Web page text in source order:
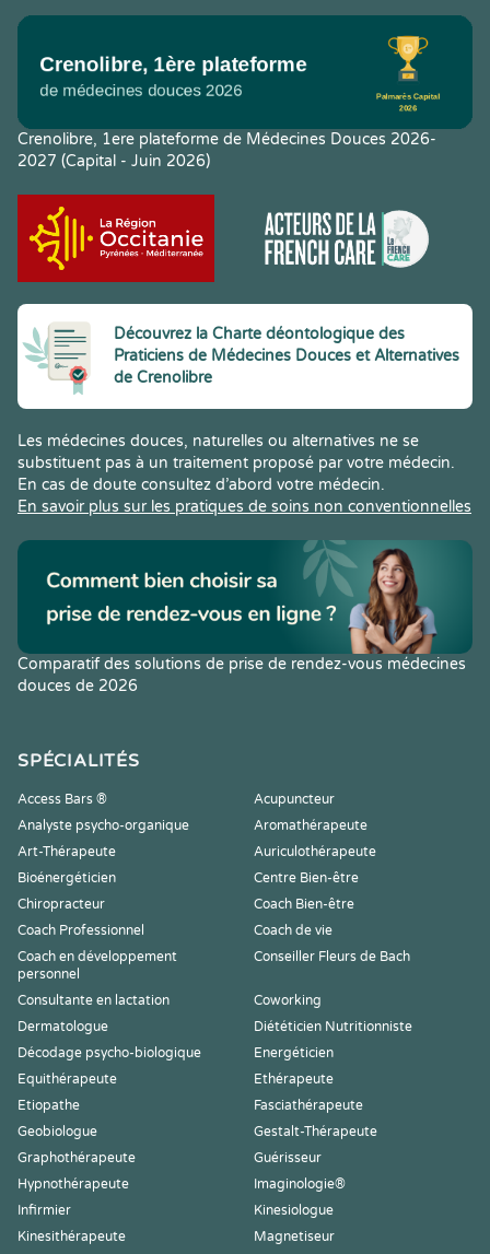
Crenolibre, 1ere plateforme de Médecines Douces 2026-
2027 (Capital - Juin 2026)
Découvrez la Charte déontologique des
Praticiens de Médecines Douces et Alternatives
de Crenolibre
Les médecines douces, naturelles ou alternatives ne se
substituent pas à un traitement proposé par votre médecin.
En cas de doute consultez d’abord votre médecin.
En savoir plus sur les pratiques de soins non conventionnelles
Comparatif des solutions de prise de rendez-vous médecines
douces de 2026
SPÉCIALITÉS
Access Bars ®
Acupuncteur
Analyste psycho-organique
Aromathérapeute
Art-Thérapeute
Auriculothérapeute
Bioénergéticien
Centre Bien-être
Chiropracteur
Coach Bien-être
Coach Professionnel
Coach de vie
Coach en développement
personnel
Conseiller Fleurs de Bach
Consultante en lactation
Coworking
Dermatologue
Diététicien Nutritionniste
Décodage psycho-biologique
Energéticien
Equithérapeute
Ethérapeute
Etiopathe
Fasciathérapeute
Geobiologue
Gestalt-Thérapeute
Graphothérapeute
Guérisseur
Hypnothérapeute
Imaginologie®
Infirmier
Kinesiologue
Kinesithérapeute
Magnetiseur